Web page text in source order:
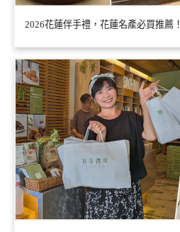
2026花蓮伴手禮，花蓮名產必買推薦！